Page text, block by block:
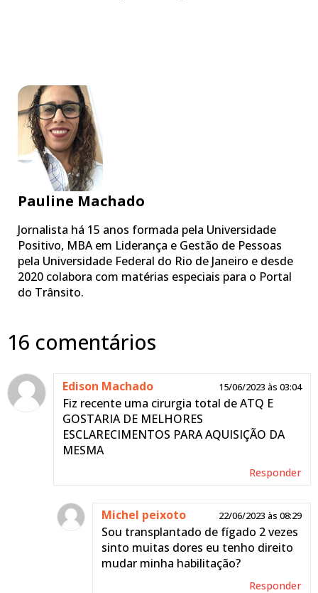
Pauline Machado
Jornalista há 15 anos formada pela Universidade
Positivo, MBA em Liderança e Gestão de Pessoas
pela Universidade Federal do Rio de Janeiro e desde
2020 colabora com matérias especiais para o Portal
do Trânsito.
16 comentários
Edison Machado 15/06/2023 às 03:04
Fiz recente uma cirurgia total de ATQ E
GOSTARIA DE MELHORES
ESCLARECIMENTOS PARA AQUISIÇÃO DA
MESMA
Responder
Michel peixoto 22/06/2023 às 08:29
Sou transplantado de fígado 2 vezes
sinto muitas dores eu tenho direito
mudar minha habilitação?
Responder